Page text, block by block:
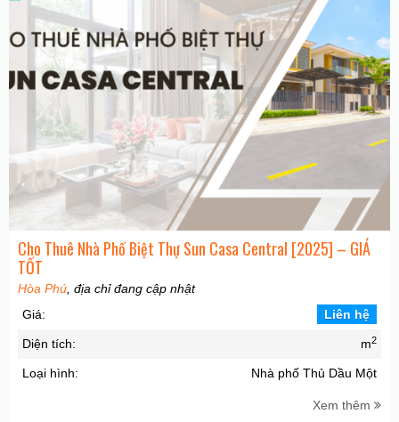
Cho Thuê Nhà Phố Biệt Thự Sun Casa Central [2025] – GIÁ
TỐT
Hòa Phú , địa chỉ đang cập nhật
Giá:
Liên hệ
Diện tích: m2
Loại hình: Nhà phố Thủ Dầu Một
Xem thêm